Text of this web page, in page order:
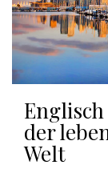
der
Welt